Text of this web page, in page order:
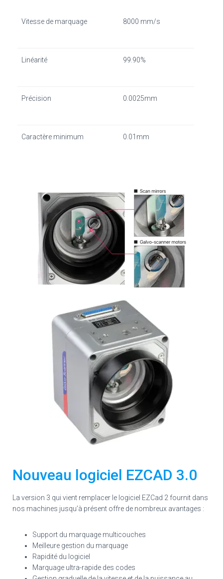
Vitesse de marquage 8000 mm/s
Linéarité 99.90%
Précision 0.0025mm
Caractère minimum 0.01mm
Nouveau logiciel EZCAD 3.0
La version 3 qui vient remplacer le logiciel EZCad 2 fournit dans
nos machines jusqu’à présent offre de nombreux avantages :
Support du marquage multicouches
Meilleure gestion du marquage
Rapidité du logiciel
Marquage ultra-rapide des codes